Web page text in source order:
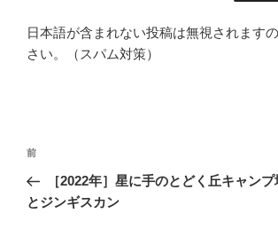
日本語が含まれない投稿は無視されます
さい。（スパム対策）
投
ナ
前
の
投
前
［2022年］星に手のとどく丘キャン
とジンギスカン